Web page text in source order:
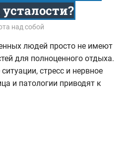
над собой
людей просто не имеют
для полноценного отдыха.
стресс и нервное
и патологии приводят к